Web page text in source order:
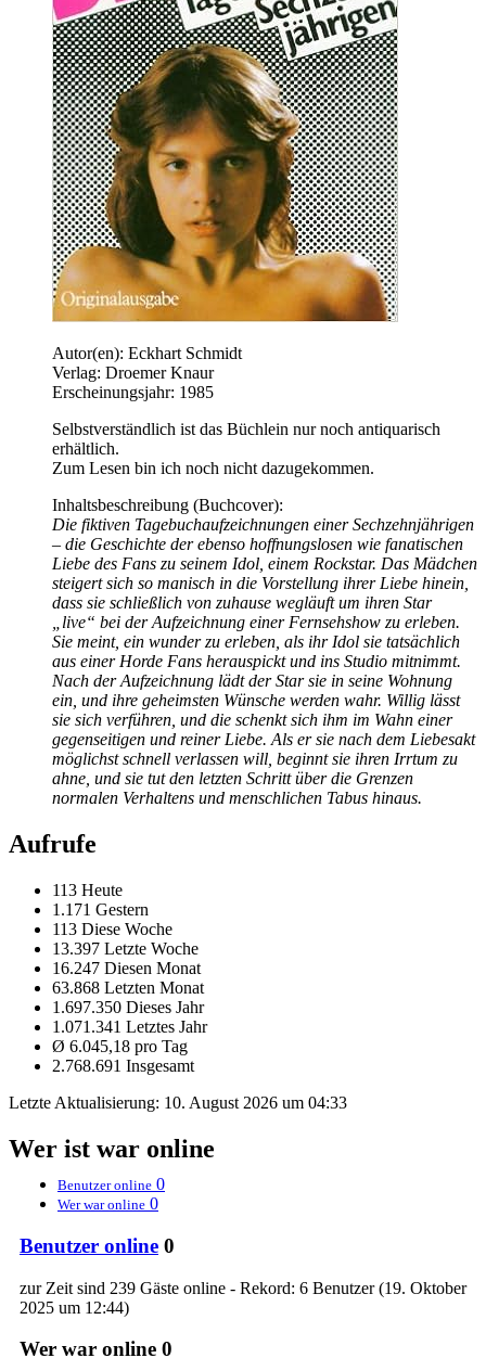
Autor(en): Eckhart Schmidt
Verlag: Droemer Knaur
Erscheinungsjahr: 1985
Selbstverständlich ist das Büchlein nur noch antiquarisch
erhältlich.
Zum Lesen bin ich noch nicht dazugekommen.
Inhaltsbeschreibung (Buchcover):
Die fiktiven Tagebuchaufzeichnungen einer Sechzehnjährigen
– die Geschichte der ebenso hoffnungslosen wie fanatischen
Liebe des Fans zu seinem Idol, einem Rockstar. Das Mädchen
steigert sich so manisch in die Vorstellung ihrer Liebe hinein,
dass sie schließlich von zuhause wegläuft um ihren Star
„live“ bei der Aufzeichnung einer Fernsehshow zu erleben.
Sie meint, ein wunder zu erleben, als ihr Idol sie tatsächlich
aus einer Horde Fans herauspickt und ins Studio mitnimmt.
Nach der Aufzeichnung lädt der Star sie in seine Wohnung
ein, und ihre geheimsten Wünsche werden wahr. Willig lässt
sie sich verführen, und die schenkt sich ihm im Wahn einer
gegenseitigen und reiner Liebe. Als er sie nach dem Liebesakt
möglichst schnell verlassen will, beginnt sie ihren Irrtum zu
ahne, und sie tut den letzten Schritt über die Grenzen
normalen Verhaltens und menschlichen Tabus hinaus.
Aufrufe
113 Heute
1.171 Gestern
113 Diese Woche
13.397 Letzte Woche
16.247 Diesen Monat
63.868 Letzten Monat
1.697.350 Dieses Jahr
1.071.341 Letztes Jahr
Ø 6.045,18 pro Tag
2.768.691 Insgesamt
Letzte Aktualisierung: 10. August 2026 um 04:33
Wer ist war online
Benutzer online 0
Wer war online 0
Benutzer online 0
zur Zeit sind 239 Gäste online - Rekord: 6 Benutzer (19. Oktober
2025 um 12:44)
Wer war online 0